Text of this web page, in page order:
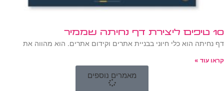
10 טיפים ליצירת דף נחיתה שממיר
דף נחיתה הוא כלי חיוני בבניית אתרים וקידום אתרים. הוא מהווה את
קראו עוד »
מאמרים נוספים